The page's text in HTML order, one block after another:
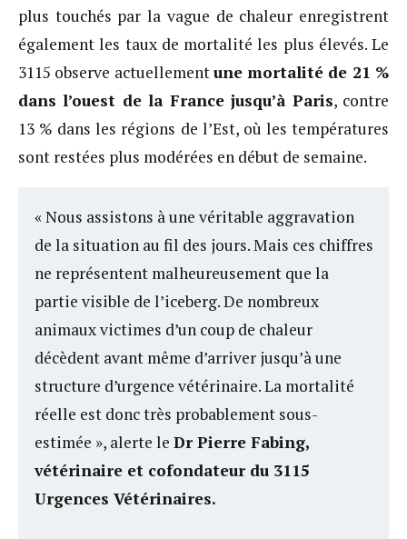
plus touchés par la vague de chaleur enregistrent
également les taux de mortalité les plus élevés. Le
3115 observe actuellementune mortalité de 21 %
dans l’ouest de la France jusqu’à Paris, contre
13 % dans les régions de l’Est, où les températures
sont restées plus modérées en début de semaine.
« Nous assistons à une véritable aggravation
de la situation au fil des jours. Mais ces chiffres
ne représentent malheureusement que la
partie visible de l’iceberg. De nombreux
animaux victimes d’un coup de chaleur
décèdent avant même d’arriver jusqu’à une
structure d’urgence vétérinaire. La mortalité
réelle est donc très probablement sous-
estimée », alerte le Dr Pierre Fabing,
vétérinaire et cofondateur du 3115
Urgences Vétérinaires.